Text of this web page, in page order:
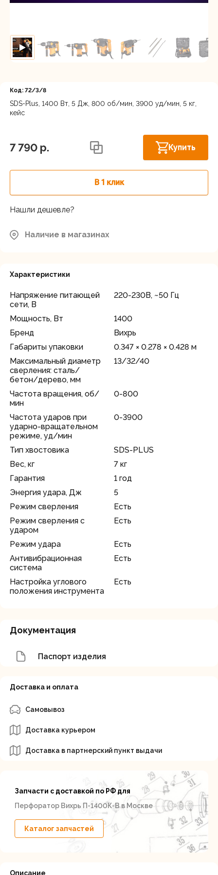
Код: 72/3/8
SDS-Plus, 1400 Вт, 5 Дж, 800 об/мин, 3900 уд/мин, 5 кг,
кейс
7 790 p. Купить
В 1 клик
Нашли дешевле?
Наличие в магазинах
штук
г.Балашиха: шоссе Энтузиастов,
Западная коммунальная зона, вл. 4
Москва, Каширский проезд, 23с14
Московская область, Мытищинский
район, д.Грибки, ул. Промышленная
Характеристики
Напряжение питающей
сети, В
220-230В, ~50 Гц
Мощность, Вт
1400
Бренд
Вихрь
Габариты упаковки
0.347 × 0.278 × 0.428 м
Максимальный диаметр
сверления: сталь/
бетон/дерево, мм
13/32/40
Частота вращения, об/
мин
0-800
Частота ударов при
ударно-вращательном
режиме, уд/мин
0-3900
Тип хвостовика
SDS-PLUS
Вес, кг
7 кг
Гарантия
1 год
Энергия удара, Дж
5
Режим сверления
Есть
Режим сверления с
ударом
Есть
Режим удара
Есть
Антивибрационная
система
Есть
Настройка углового
положения инструмента
Есть
Документация
Паспорт изделия
Доставка и оплата
Самовывоз
Доставка курьером
Доставка в партнерский пункт выдачи
Запчасти с доставкой по РФ для
Перфоратор Вихрь П-1400К-В в Москве
Каталог запчастей
Описание